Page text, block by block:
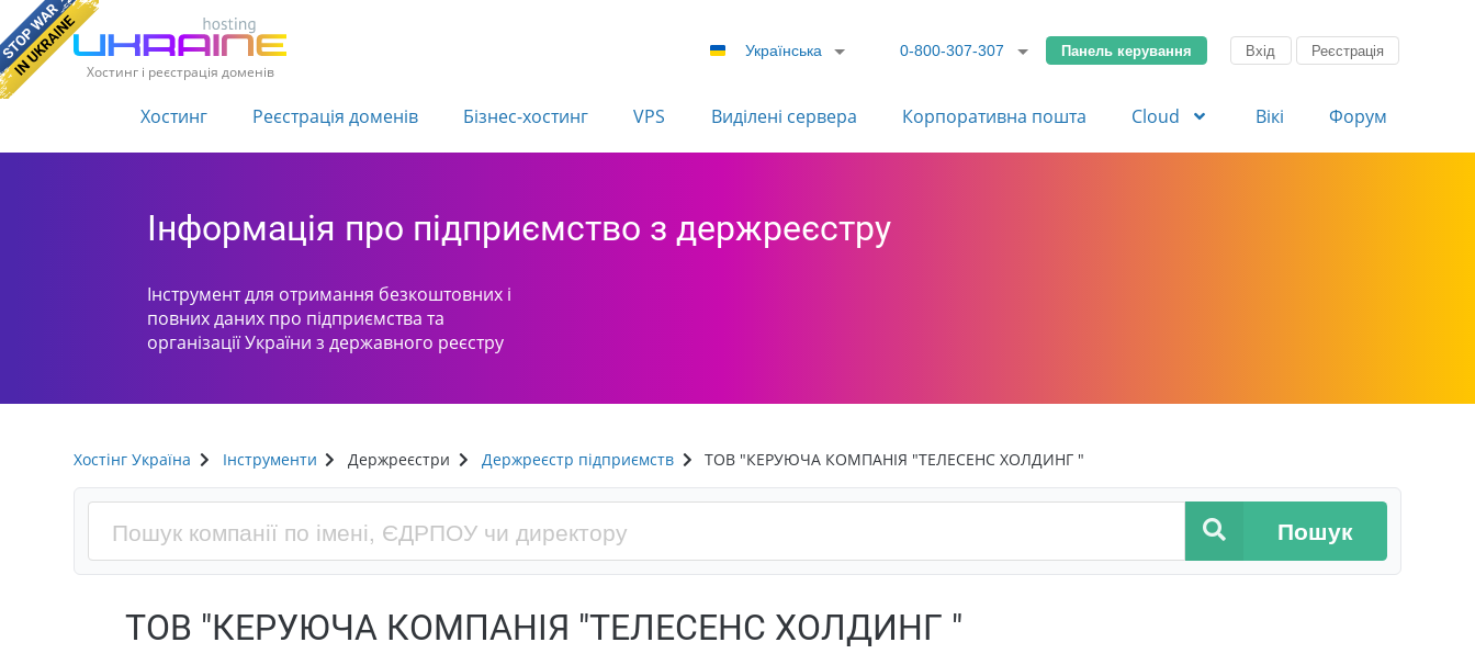
Хостинг і реєстрація доменів
Українська 0-800-307-307 Панель керування Вхід Реєстрація
Хостинг Реєстрація доменів Бізнес-хостинг VPS Виділені сервера Корпоративна пошта Cloud Вікі Форум
Інформація про підприємство з держреєстру
Інструмент для отримання безкоштовних і
повних даних про підприємства та
організації України з державного реєстру
Хостінг Україна Інструменти Держреєстри Держреєстр підприємств ТОВ "КЕРУЮЧА КОМПАНІЯ "ТЕЛЕСЕНС ХОЛДИНГ "
Пошук
ТОВ "КЕРУЮЧА КОМПАНІЯ "ТЕЛЕСЕНС ХОЛДИНГ "